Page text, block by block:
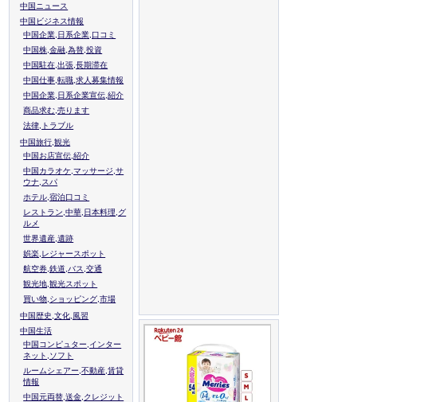
中国ニュース
中国ビジネス情報
中国企業,日系企業,口コミ
中国株,金融,為替,投資
中国駐在,出張,長期滞在
中国仕事,転職,求人募集情報
中国企業,日系企業宣伝,紹介
商品求む,売ります
法律,トラブル
中国旅行,観光
中国お店宣伝,紹介
中国カラオケ,マッサージ,サ
ウナ,スパ
ホテル,宿泊口コミ
レストラン,中華,日本料理,グ
ルメ
世界遺産,遺跡
娯楽,レジャースポット
航空券,鉄道,バス,交通
観光地,観光スポット
買い物,ショッピング,市場
中国歴史,文化,風習
中国生活
中国コンピュター,インター
ネット,ソフト
ルームシェアー,不動産,賃貸
情報
中国元両替,送金,クレジット